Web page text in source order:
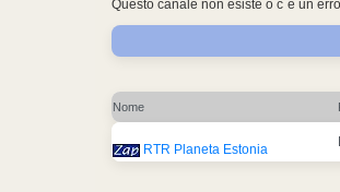
Questo canale non esiste o c´è un
Nome
RTR Planeta Estonia